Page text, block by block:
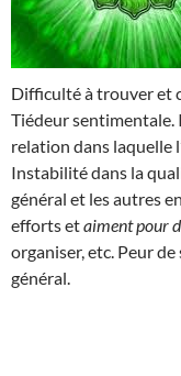
Difficulté à trouver et
Tiédeur sentimentale.
relation dans laquelle
Instabilité dans la
général et les autres
efforts etaiment pour
organiser, etc. Peur
général.